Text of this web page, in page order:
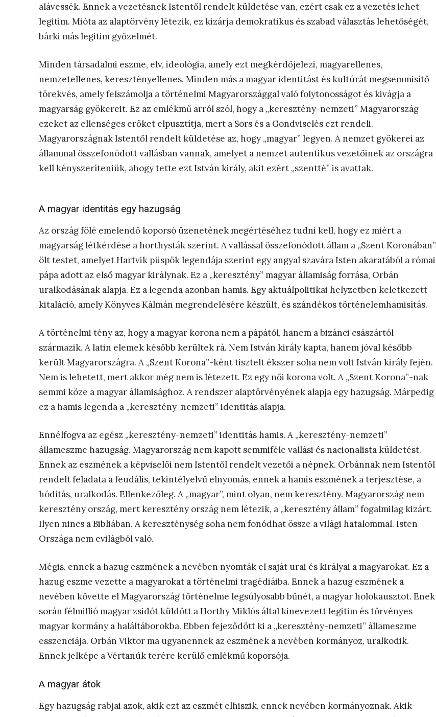
alávessék. Ennek a vezetésnek Istentől rendelt küldetése van, ezért csak ez a vezetés lehet
legitim. Mióta az alaptörvény létezik, ez kizárja demokratikus és szabad választás lehetőségét,
bárki más legitim győzelmét.
Minden társadalmi eszme, elv, ideológia, amely ezt megkérdőjelezi, magyarellenes,
nemzetellenes, keresztényellenes. Minden más a magyar identitást és kultúrát megsemmisítő
törekvés, amely felszámolja a történelmi Magyarországgal való folytonosságot és kivágja a
magyarság gyökereit. Ez az emlékmű arról szól, hogy a „keresztény-nemzeti” Magyarország
ezeket az ellenséges erőket elpusztítja, mert a Sors és a Gondviselés ezt rendeli.
Magyarországnak Istentől rendelt küldetése az, hogy „magyar” legyen. A nemzet gyökerei az
állammal összefonódott vallásban vannak, amelyet a nemzet autentikus vezetőinek az országra
kell kényszeríteniük, ahogy tette ezt István király, akit ezért „szentté” is avattak.
A magyar identitás egy hazugság
Az ország fölé emelendő koporsó üzenetének megértéséhez tudni kell, hogy ez miért a
magyarság létkérdése a horthysták szerint. A vallással összefonódott állam a „Szent Koronában”
ölt testet, amelyet Hartvik püspök legendája szerint egy angyal szavára Isten akaratából a római
pápa adott az első magyar királynak. Ez a „keresztény” magyar államiság forrása, Orbán
uralkodásának alapja. Ez a legenda azonban hamis. Egy aktuálpolitikai helyzetben keletkezett
kitaláció, amely Könyves Kálmán megrendelésére készült, és szándékos történelemhamisítás.
A történelmi tény az, hogy a magyar korona nem a pápától, hanem a bizánci császártól
származik. A latin elemek később kerültek rá. Nem István király kapta, hanem jóval később
került Magyarországra. A „Szent Korona”-ként tisztelt ékszer soha nem volt István király fején.
Nem is lehetett, mert akkor még nem is létezett. Ez egy női korona volt. A „Szent Korona”-nak
semmi köze a magyar államisághoz. A rendszer alaptörvényének alapja egy hazugság. Márpedig
ez a hamis legenda a „keresztény-nemzeti” identitás alapja.
Ennélfogva az egész „keresztény-nemzeti” identitás hamis. A „keresztény-nemzeti”
állameszme hazugság. Magyarország nem kapott semmiféle vallási és nacionalista küldetést.
Ennek az eszmének a képviselői nem Istentől rendelt vezetői a népnek. Orbánnak nem Istentől
rendelt feladata a feudális, tekintélyelvű elnyomás, ennek a hamis eszmének a terjesztése, a
hódítás, uralkodás. Ellenkezőleg. A „magyar”, mint olyan, nem keresztény. Magyarország nem
keresztény ország, mert keresztény ország nem létezik, a „keresztény állam” fogalmilag kizárt.
Ilyen nincs a Bibliában. A kereszténység soha nem fonódhat össze a világi hatalommal. Isten
Országa nem evilágból való.
Mégis, ennek a hazug eszmének a nevében nyomták el saját urai és királyai a magyarokat. Ez a
hazug eszme vezette a magyarokat a történelmi tragédiáiba. Ennek a hazug eszmének a
nevében követte el Magyarország történelme legsúlyosabb bűnét, a magyar holokausztot. Enek
során félmillió magyar zsidót küldött a Horthy Miklós által kinevezett legitim és törvényes
magyar kormány a haláltáborokba. Ebben fejeződött ki a „keresztény-nemzeti” állameszme
esszenciája. Orbán Viktor ma ugyanennek az eszmének a nevében kormányoz, uralkodik.
Ennek jelképe a Vértanúk terére kerülő emlékmű koporsója.
A magyar átok
Egy hazugság rabjai azok, akik ezt az eszmét elhiszik, ennek nevében kormányoznak. Akik